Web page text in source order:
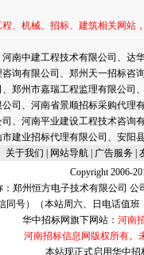
、机械、招标、建筑相关网站
南中建工程技术有限公司、
询有限公司、郑州天一招标
郑州市嘉瑞工程监理有限公
司、河南省景顺招标采购代
、河南平业建设工程技术咨
建业招标代理有限公司、安阳
关于我们 | 网站导航 | 广告服务 |
Copyright 2006-
：郑州恒方电子技术有限公司
同号）（本站周六、日电话值
华中招标网旗下网站： 河南
河南招标信息网版权所有。
本站现正式启用华中招